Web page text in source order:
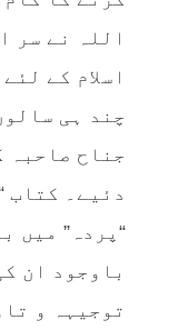
اللہ نے سر
اسلام کے
چند ہی
جناح صاحبہ
دئیے۔ کتاب
“پردہ” میں
باوجود ان
توجیہہ و